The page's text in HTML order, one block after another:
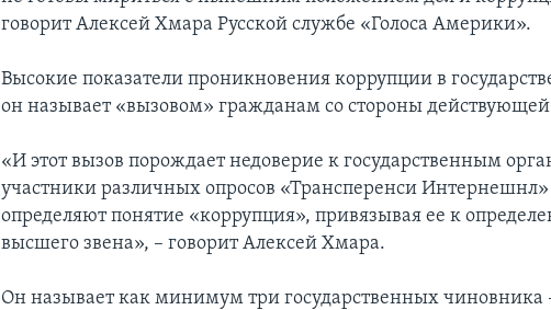
говорит Алексей Хмара Русской службе «Голоса Америки».
Высокие показатели проникновения коррупции в
он называет «вызовом» гражданам со стороны действующей
«И этот вызов порождает недоверие к государственным
участники различных опросов «Трансперенси
определяют понятие «коррупция», привязывая ее к
высшего звена», – говорит Алексей Хмара.
Он называет как минимум три государственных чиновника